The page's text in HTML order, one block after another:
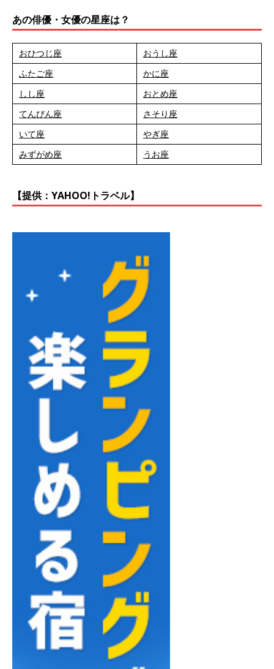
あの俳優・女優の星座は？
おひつじ座
おうし座
ふたご座
かに座
しし座
おとめ座
てんびん座
さそり座
いて座
やぎ座
みずがめ座
うお座
【提供：YAHOO!トラベル】